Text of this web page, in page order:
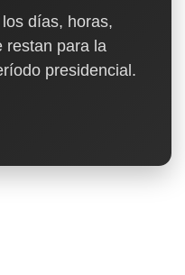
días, horas,
restan para la
presidencial.